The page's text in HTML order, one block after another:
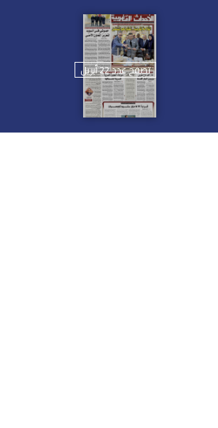
تصفح عدد 22 أبريل